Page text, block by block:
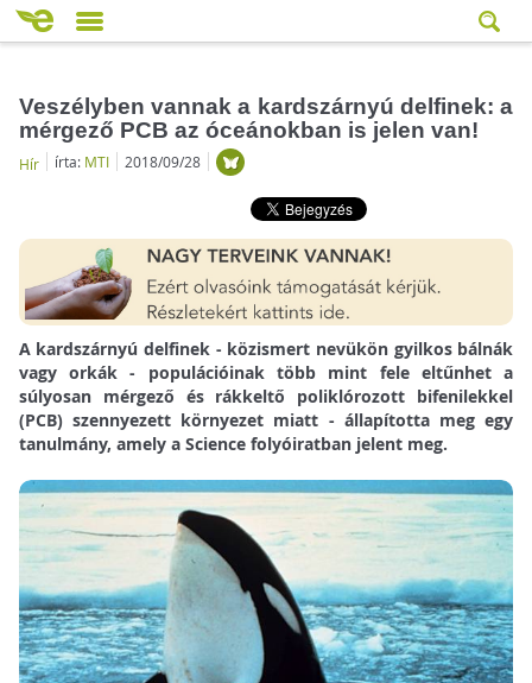
Veszélyben vannak a kardszárnyú delfinek: a
mérgező PCB az óceánokban is jelen van!
Hír írta: MTI 2018/09/28
A kardszárnyú delfinek - közismert nevükön gyilkos bálnák
vagy orkák - populációinak több mint fele eltűnhet a
súlyosan mérgező és rákkeltő poliklórozott bifenilekkel
(PCB) szennyezett környezet miatt - állapította meg egy
tanulmány, amely a Science folyóiratban jelent meg.